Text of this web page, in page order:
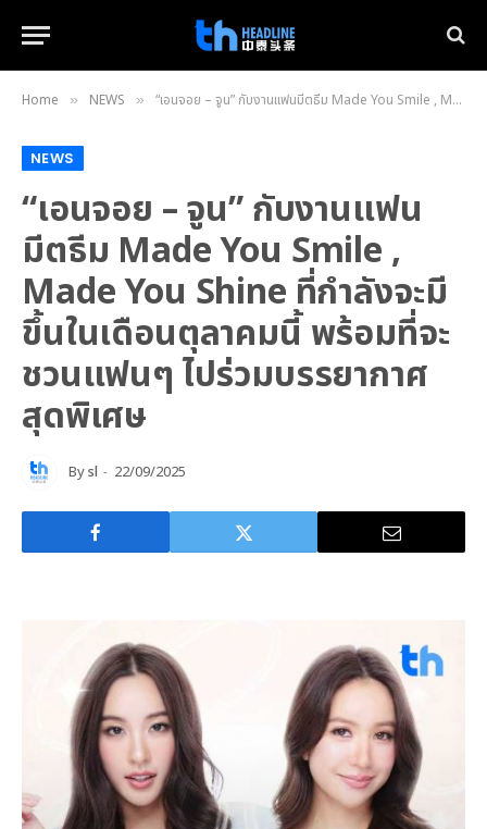
Home » NEWS » “เอนจอย – จูน” กับงานแฟนมีตธีม Made You Smile , Made You Shine ที่กำลังจะมีขึ้นในเดือนตุลาคมนี้ พร้อมที่จะชวนแฟนๆ ไปร่วมบรรยากาศสุดพิเศษ
NEWS
“เอนจอย – จูน” กับงานแฟน
มีตธีม Made You Smile ,
Made You Shine ที่กำลังจะมี
ขึ้นในเดือนตุลาคมนี้ พร้อมที่จะ
ชวนแฟนๆ ไปร่วมบรรยากาศ
สุดพิเศษ
Bysl 22/09/2025